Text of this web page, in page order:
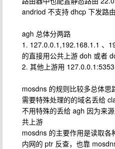
andriod 不支持 dhcp 下发路由
agh 总体分两路
1. 127.0.0.1,192.168.1.1 、
的直接用公共上游 doh 或者
2. 其他上游用
mosdns 的规则比较多总体思
需要特殊处理的的域名丢给
不用特殊的丢给 agh 因为来
共上游
mosdns 的主要作用是读取
内网的 ptr 反查，也靠